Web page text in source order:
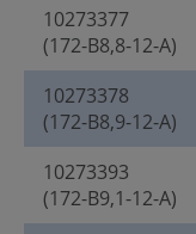
10273377
(172-B8,8-12-A)
10273378
(172-B8,9-12-A)
10273393
(172-B9,1-12-A)